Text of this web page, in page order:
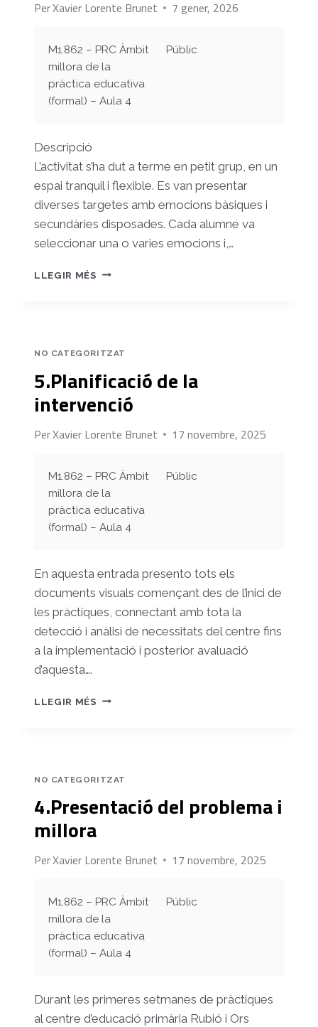
PerXavier Lorente Brunet 7 gener, 2026
M1.862 – PRC Àmbit
millora de la
pràctica educativa
(formal) – Aula 4
Públic
Descripció
L’activitat s’ha dut a terme en petit grup, en un
espai tranquil i flexible. Es van presentar
diverses targetes amb emocions bàsiques i
secundàries disposades. Cada alumne va
seleccionar una o varies emocions i,…
LLEGIR MÉS IMPLEMENTACIÓ
INTERVENCIÓ
«CONNECTA’T»
NO CATEGORITZAT
5.Planificació de la
intervenció
PerXavier Lorente Brunet 17 novembre, 2025
M1.862 – PRC Àmbit
millora de la
pràctica educativa
(formal) – Aula 4
Públic
En aquesta entrada presento tots els
documents visuals començant des de l’inici de
les pràctiques, connectant amb tota la
detecció i anàlisi de necessitats del centre fins
a la implementació i posterior avaluació
d’aquesta….
LLEGIR MÉS 5.PLANIFICACIÓ
NO CATEGORITZAT
4.Presentació del problema i
millora
PerXavier Lorente Brunet 17 novembre, 2025
M1.862 – PRC Àmbit
millora de la
pràctica educativa
(formal) – Aula 4
Públic
Durant les primeres setmanes de pràctiques
al centre d’educació primària Rubió i Ors